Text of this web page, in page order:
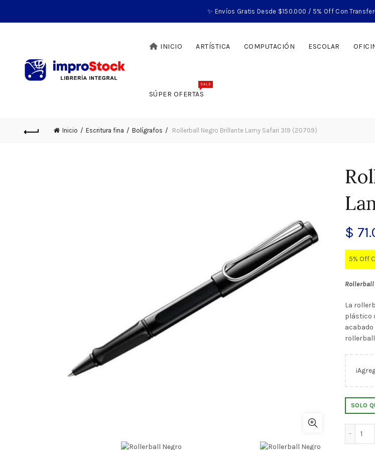
✨ Envíos Gratis Desde $150.000 / 5% Off Con
INICIO ARTÍSTICA COMPUTACIÓN ESCOLAR
SÚPER OFERTAS
SALE
Inicio Escritura fina Bolígrafos Rollerball Negro Brillante Lamy Safari 319 (20709)
$
5% Off
La
plástico
rollerball
SOLO